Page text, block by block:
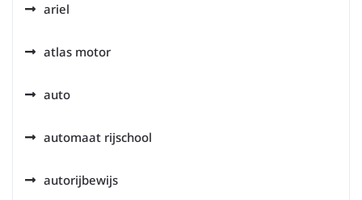
ariel
atlas motor
auto
automaat rijschool
autorijbewijs